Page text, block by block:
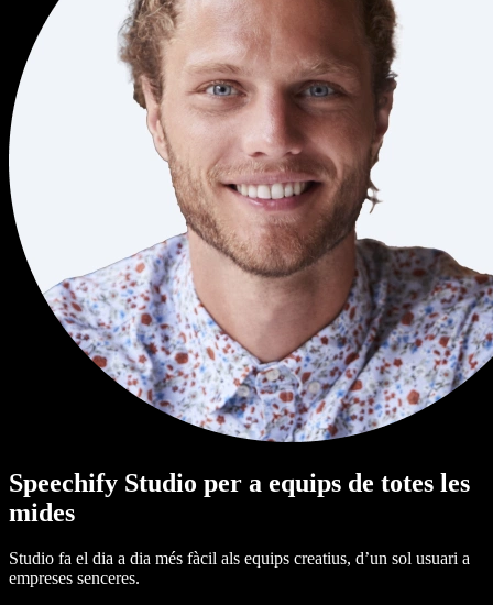
Speechify Studio per a equips de totes les
mides
Studio fa el dia a dia més fàcil als equips creatius, d’un sol usuari a
empreses senceres.